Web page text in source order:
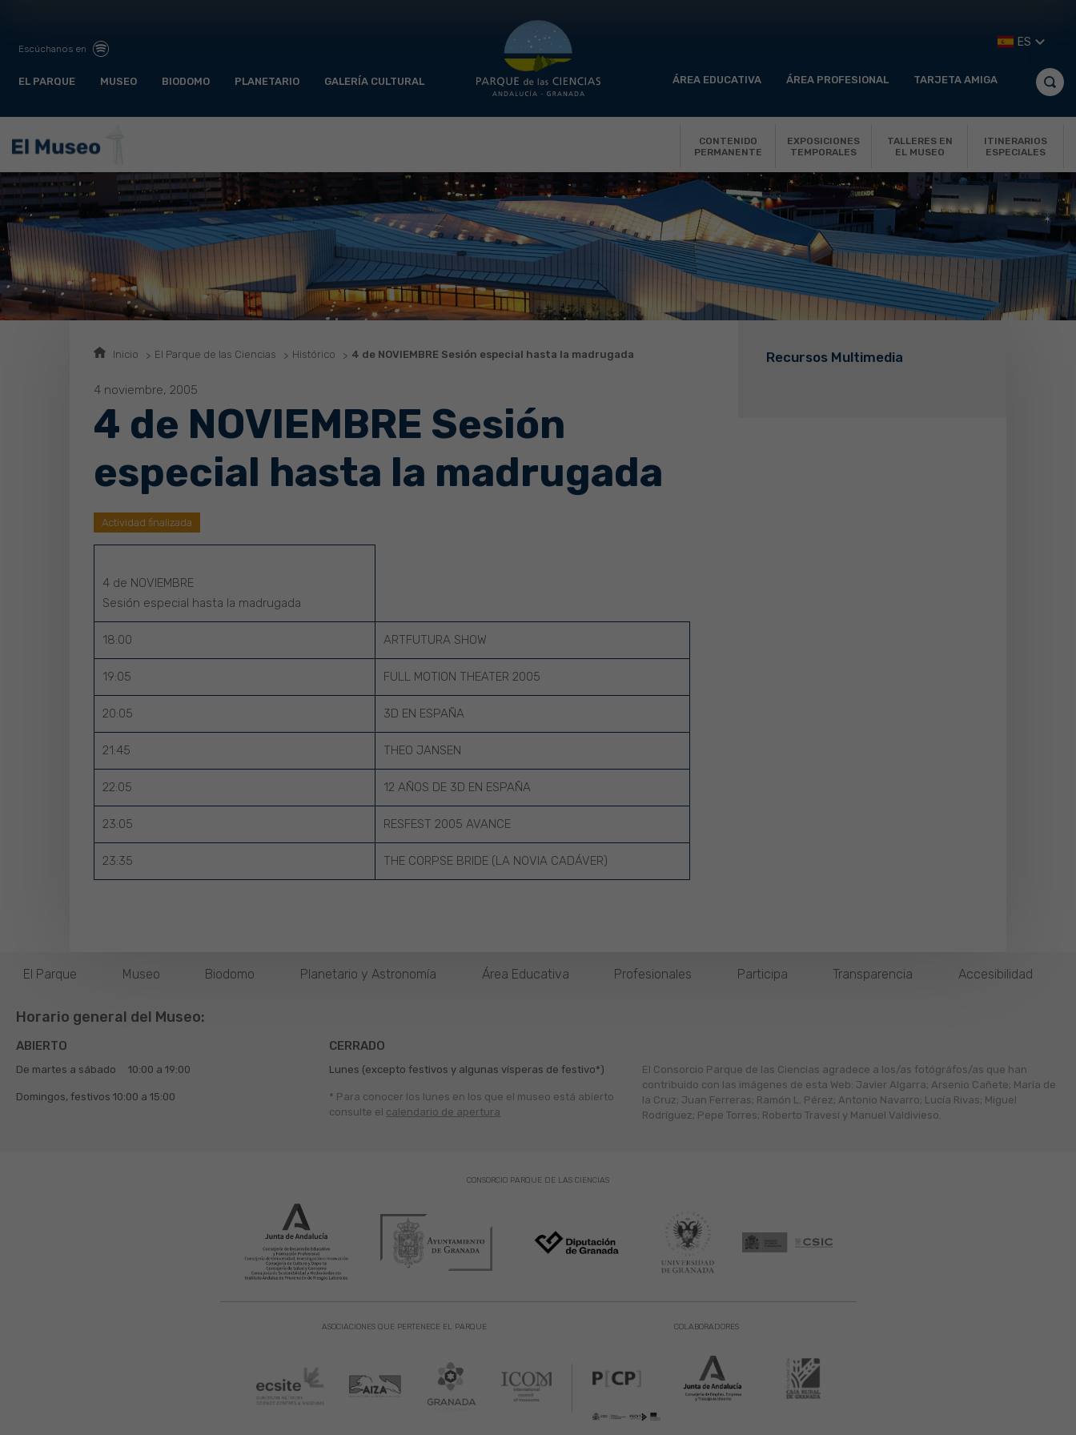
Escúchanos en
EL PARQUE MUSEO BIODOMO PLANETARIO GALERÍA CULTURAL ÁREA EDUCATIVA ÁREA PROFESIONAL TARJETA AMIGA
ES
CONTENIDO
PERMANENTE
EXPOSICIONES
TEMPORALES
TALLERES EN
EL MUSEO
ITINERARIOS
ESPECIALES
Inicio El Parque de las Ciencias Histórico 4 de NOVIEMBRE Sesión especial hasta la madrugada
4 noviembre, 2005
4 de NOVIEMBRE Sesión
especial hasta la madrugada
Actividad finalizada
4 de NOVIEMBRE
Sesión especial hasta la madrugada
18:00 ARTFUTURA SHOW
19:05 FULL MOTION THEATER 2005
20:05 3D EN ESPAÑA
21:45 THEO JANSEN
22:05 12 AÑOS DE 3D EN ESPAÑA
23:05 RESFEST 2005 AVANCE
23:35 THE CORPSE BRIDE (LA NOVIA CADÁVER)
Recursos Multimedia
El Parque Museo Biodomo Planetario y Astronomía Área Educativa Profesionales Participa Transparencia Accesibilidad
Horario general del Museo:
ABIERTO
De martes a sábado 10:00 a 19:00
Domingos, festivos 10:00 a 15:00
CERRADO
Lunes (excepto festivos y algunas vísperas de festivo*)
* Para conocer los lunes en los que el museo está abierto
consulte el calendario de apertura
El Consorcio Parque de las Ciencias agradece a los/as fotógráfos/as que han
contribuido con las imágenes de esta Web: Javier Algarra; Arsenio Cañete; María de
la Cruz; Juan Ferreras; Ramón L. Pérez; Antonio Navarro; Lucía Rivas; Miguel
Rodríguez; Pepe Torres; Roberto Travesí y Manuel Valdivieso.
ASOCIACIONES QUE PERTENECE EL PARQUE
CONSORCIO PARQUE DE LAS CIENCIAS
COLABORADORES